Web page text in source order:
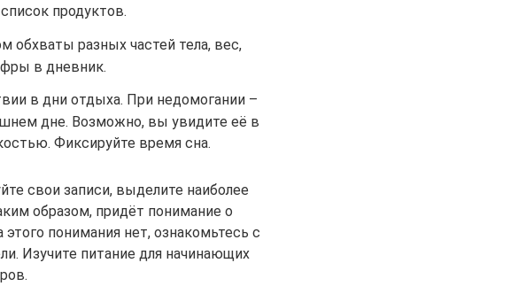
продуктов.
обхваты разных частей тела, вес,
в дневник.
в дни отдыха. При недомогании –
дне. Возможно, вы увидите её в
Фиксируйте время сна.
свои записи, выделите наиболее
образом, придёт понимание о
понимания нет, ознакомьтесь с
Изучите питание для начинающих